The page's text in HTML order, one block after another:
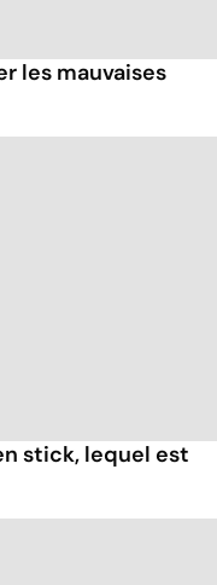
les mauvaises
stick, lequel est